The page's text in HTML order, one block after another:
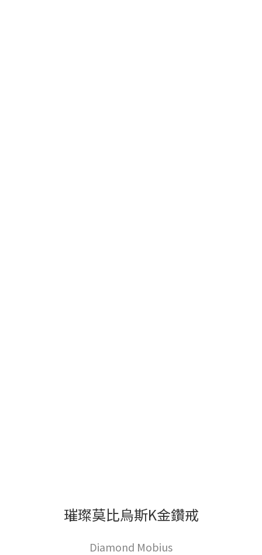
璀璨莫比烏斯K金鑽戒
Diamond Mobius